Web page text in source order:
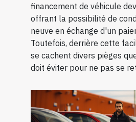
financement de véhicule
offrant la possibilité de
neuve en échange d'un
Toutefois, derrière cette
se cachent divers pièges
doit éviter pour ne pas se